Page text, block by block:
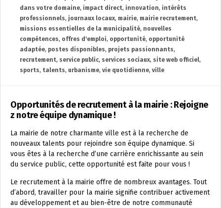
dans votre domaine, impact direct, innovation, intérêts
professionnels, journaux locaux, mairie, mairie recrutement,
missions essentielles de la municipalité, nouvelles
compétences, offres d'emploi, opportunité, opportunité
adaptée, postes disponibles, projets passionnants,
recrutement, service public, services sociaux, site web officiel,
sports, talents, urbanisme, vie quotidienne, ville
Opportunités de recrutement à la mairie : Rejoigne
z notre équipe dynamique !
La mairie de notre charmante ville est à la recherche de
nouveaux talents pour rejoindre son équipe dynamique. Si
vous êtes à la recherche d’une carrière enrichissante au sein
du service public, cette opportunité est faite pour vous !
Le recrutement à la mairie offre de nombreux avantages. Tout
d’abord, travailler pour la mairie signifie contribuer activement
au développement et au bien-être de notre communauté